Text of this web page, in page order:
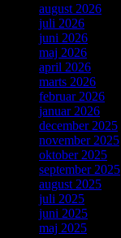
august 2026
juli 2026
juni 2026
maj 2026
april 2026
marts 2026
februar 2026
januar 2026
december 2025
november 2025
oktober 2025
september 2025
august 2025
juli 2025
juni 2025
maj 2025